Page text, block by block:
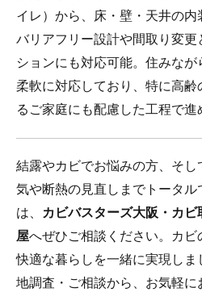
イレ）から、床・壁・天井の
バリアフリー設計や間取り変更
ションにも対応可能。住みな
柔軟に対応しており、特に高齢
るご家庭にも配慮した工程で進
結露やカビでお悩みの方、そし
気や断熱の見直しまでトータル
は、
カビバスターズ大阪・カ
屋へぜひご相談ください。カビ
快適な暮らしを一緒に実現しま
地調査・ご相談から、お気軽に